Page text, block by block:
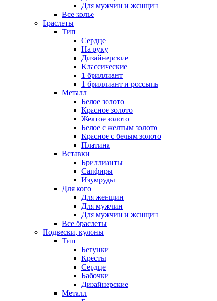
Для мужчин и женщин
Все колье
Браслеты
Тип
Сердце
На руку
Дизайнерские
Классические
1 бриллиант
1 бриллиант и россыпь
Металл
Белое золото
Красное золото
Желтое золото
Белое с желтым золото
Красное с белым золото
Платина
Вставки
Бриллианты
Сапфиры
Изумруды
Для кого
Для женщин
Для мужчин
Для мужчин и женщин
Все браслеты
Подвески, кулоны
Тип
Бегунки
Кресты
Сердце
Бабочки
Дизайнерские
Металл